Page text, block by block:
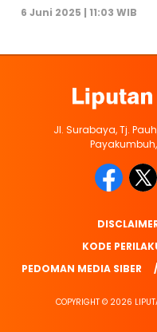
6 Juni 2025 | 11:03 WIB
Jl. Surabaya, Tj.
KODE
PEDOMAN MEDIA SIBER
COPYRIGHT © 2026